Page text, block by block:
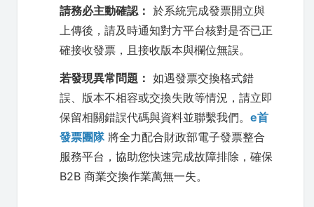
請務必主動確認： 於系統完成發票開立與
上傳後，請及時通知對方平台核對是否已正
確接收發票，且接收版本與欄位無誤。
若發現異常問題： 如遇發票交換格式錯
誤、版本不相容或交換失敗等情況，請立即
保留相關錯誤代碼與資料並聯繫我們。 e首
發票團隊將全力配合財政部電子發票整合
服務平台，協助您快速完成故障排除，確保
B2B 商業交換作業萬無一失。